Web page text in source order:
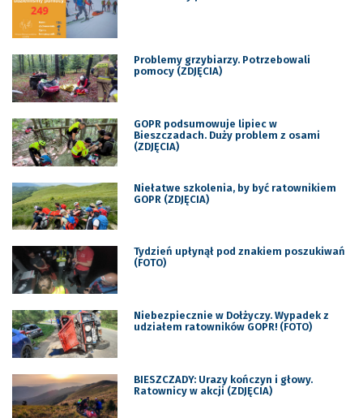
Problemy grzybiarzy. Potrzebowali
pomocy (ZDJĘCIA)
GOPR podsumowuje lipiec w
Bieszczadach. Duży problem z osami
(ZDJĘCIA)
Niełatwe szkolenia, by być ratownikiem
GOPR (ZDJĘCIA)
Tydzień upłynął pod znakiem poszukiwań
(FOTO)
Niebezpiecznie w Dołżyczy. Wypadek z
udziałem ratowników GOPR! (FOTO)
BIESZCZADY: Urazy kończyn i głowy.
Ratownicy w akcji (ZDJĘCIA)